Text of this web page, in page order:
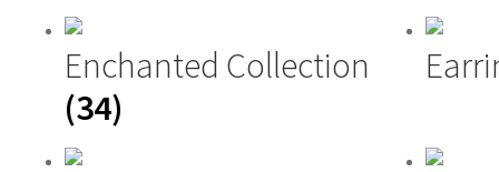
Enchanted Collection
(34)